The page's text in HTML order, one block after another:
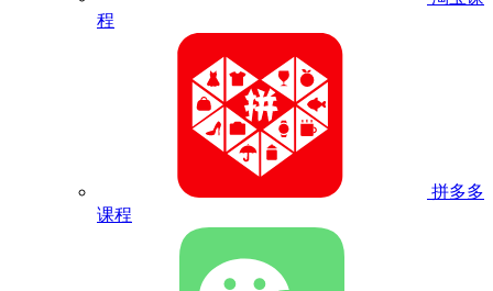
程
拼多多
课程